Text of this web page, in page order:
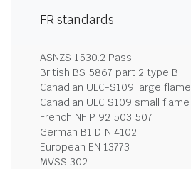
FR standards
ASNZS 1530.2 Pass
British BS 5867 part 2 type B
Canadian ULC-S109 large flame
Canadian ULC S109 small flame
French NF P 92 503 507
German B1 DIN 4102
European EN 13773
MVSS 302